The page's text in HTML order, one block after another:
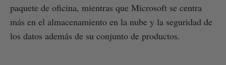
paquete de oficina, mientras que Microsoft se centra
más en el almacenamiento en la nube y la seguridad de
los datos además de su conjunto de productos.